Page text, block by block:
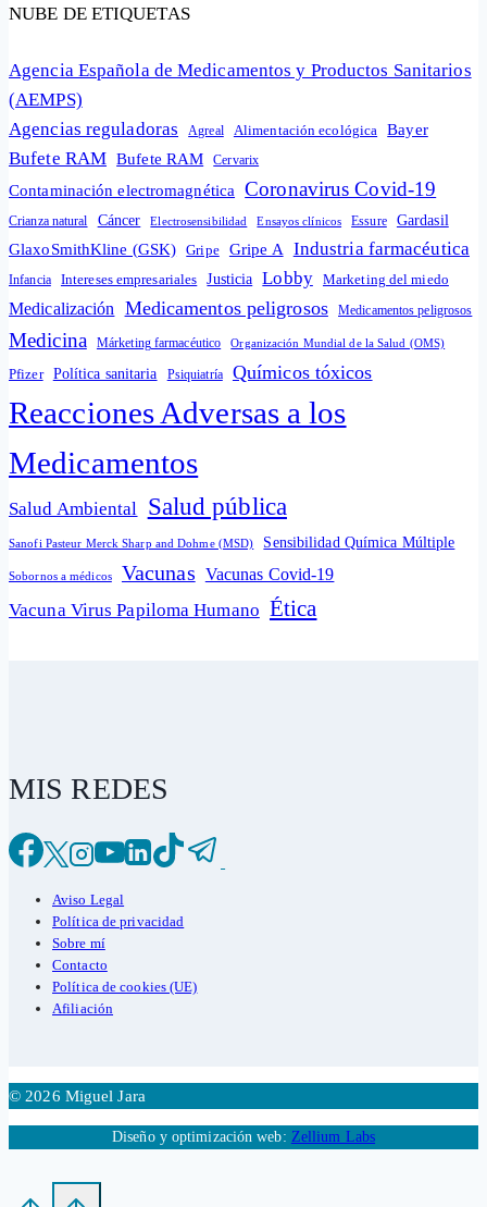
NUBE DE ETIQUETAS
Agencia Española de Medicamentos y Productos Sanitarios
(AEMPS)
Agencias reguladoras
Agreal Alimentación ecológica Bayer
Bufete RAM Bufete RAM Cervarix
Contaminación electromagnética Coronavirus Covid-19
Crianza natural Cáncer Electrosensibilidad Ensayos clínicos Essure Gardasil
GlaxoSmithKline (GSK) Gripe Gripe A Industria farmacéutica
Infancia Intereses empresariales Justicia Lobby Marketing del miedo
Medicalización Medicamentos peligrosos Medicamentos peligrosos
Medicina Márketing farmacéutico Organización Mundial de la Salud (OMS)
Pfizer Política sanitaria Psiquiatría Químicos tóxicos
Reacciones Adversas a los
Medicamentos
Salud Ambiental Salud pública
Sanofi Pasteur Merck Sharp and Dohme (MSD) Sensibilidad Química Múltiple
Sobornos a médicos Vacunas Vacunas Covid-19
Vacuna Virus Papiloma Humano Ética
MIS REDES
Aviso Legal
Política de privacidad
Sobre mí
Contacto
Política de cookies (UE)
Afiliación
© 2026 Miguel Jara
Diseño y optimización web: Zellium Labs